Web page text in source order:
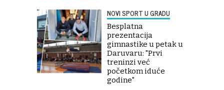
NOVI SPORT U GRADU
Besplatna
prezentacija
gimnastike u petak u
Daruvaru: "Prvi
treninzi već
početkom iduće
godine"